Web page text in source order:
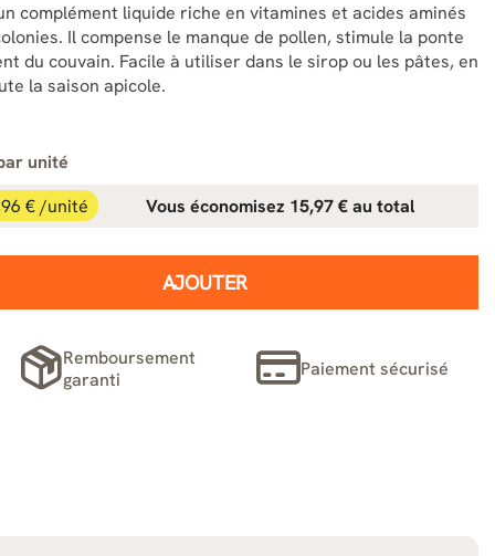
complément liquide riche en vitamines et acides aminés
Il compense le manque de pollen, stimule la ponte
du couvain. Facile à utiliser dans le sirop ou les pâtes, en
la saison apicole.
unité
€ /unité
Vous économisez 15,97 € au total
AJOUTER
Remboursement
garanti
Paiement sécurisé